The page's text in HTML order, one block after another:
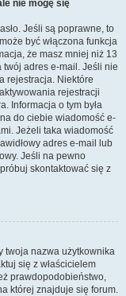
nie mogę się
Jeśli są poprawne, to
być włączona funkcja
że masz mniej niż 13
twój adres e-mail. Jeśli nie
rejestracja. Niektóre
rejestracji
Informacja o tym była
do ciebie wiadomość e-
Jeżeli taka wiadomość
adres e-mail lub
Jeśli na pewno
skontaktować się z
twoja nazwa użytkownika
się z właścicielem
prawdopodobieństwo,
której znajduje się forum.